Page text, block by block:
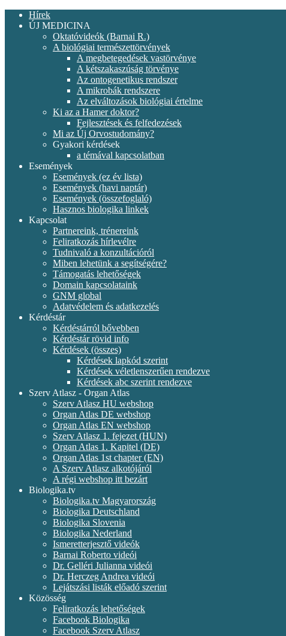
Hírek
ÚJ MEDICINA
Oktatóvideók (Barnai R.)
A biológiai természettörvények
A megbetegedések vastörvénye
A kétszakaszúság törvénye
Az ontogenetikus rendszer
A mikrobák rendszere
Az elváltozások biológiai értelme
Ki az a Hamer doktor?
Fejlesztések és felfedezések
Mi az Új Orvostudomány?
Gyakori kérdések
a témával kapcsolatban
Események
Események (ez év lista)
Események (havi naptár)
Események (összefoglaló)
Hasznos biologika linkek
Kapcsolat
Partnereink, trénereink
Feliratkozás hírlevélre
Tudnivaló a konzultációról
Miben lehetünk a segítségére?
Támogatás lehetőségek
Domain kapcsolataink
GNM global
Adatvédelem és adatkezelés
Kérdéstár
Kérdéstárról bővebben
Kérdéstár rövid info
Kérdések (összes)
Kérdések lapkód szerint
Kérdések véletlenszerűen rendezve
Kérdések abc szerint rendezve
Szerv Atlasz - Organ Atlas
Szerv Atlasz HU webshop
Organ Atlas DE webshop
Organ Atlas EN webshop
Szerv Atlasz 1. fejezet (HUN)
Organ Atlas 1. Kapitel (DE)
Organ Atlas 1st chapter (EN)
A Szerv Atlasz alkotójáról
A régi webshop itt bezárt
Biologika.tv
Biologika.tv Magyarország
Biologika Deutschland
Biologika Slovenia
Biologika Nederland
Ismeretterjesztő videók
Barnai Roberto videói
Dr. Gelléri Julianna videói
Dr. Herczeg Andrea videói
Lejátszási listák előadó szerint
Közösség
Feliratkozás lehetőségek
Facebook Biologika
Facebook Szerv Atlasz